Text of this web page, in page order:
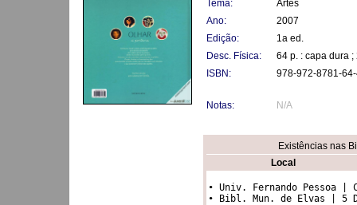
Tema:
Artes
Ano:
2007
Edição:
1a ed.
Desc. Física:
64 p. : capa dura ;
ISBN:
978-972-8781-
Notas: N/A
Existências nas
Local
• Univ. Fernando Pessoa |